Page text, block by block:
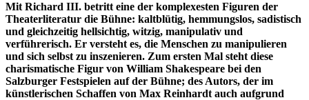
Mit Richard III. betritt eine der komplexesten Figuren der
Theaterliteratur die Bühne: kaltblütig, hemmungslos, sadistisch
und gleichzeitig hellsichtig, witzig, manipulativ und
verführerisch. Er versteht es, die Menschen zu manipulieren
und sich selbst zu inszenieren. Zum ersten Mal steht diese
charismatische Figur von William Shakespeare bei den
Salzburger Festspielen auf der Bühne; des Autors, der im
künstlerischen Schaffen von Max Reinhardt auch aufgrund